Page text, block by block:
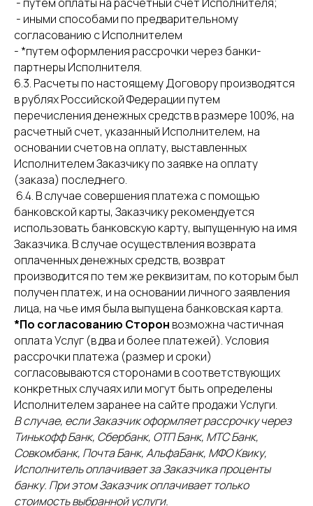
- иными способами по предварительному
согласованию с Исполнителем
- *путем оформления рассрочки через банки-
партнеры Исполнителя.
6.3. Расчеты по настоящему Договору производятся
в рублях Российской Федерации путем
перечисления денежных средств в размере 100%, на
расчетный счет, указанный Исполнителем, на
основании счетов на оплату, выставленных
Исполнителем Заказчику по заявке на оплату
(заказа) последнего.
6.4. В случае совершения платежа с помощью
банковской карты, Заказчику рекомендуется
использовать банковскую карту, выпущенную на имя
Заказчика. В случае осуществления возврата
оплаченных денежных средств, возврат
производится по тем же реквизитам, по которым был
получен платеж, и на основании личного заявления
лица, на чье имя была выпущена банковская карта.
*По согласованию Сторон возможна частичная
оплата Услуг (в два и более платежей). Условия
рассрочки платежа (размер и сроки)
согласовываются сторонами в соответствующих
конкретных случаях или могут быть определены
Исполнителем заранее на сайте продажи Услуги.
В случае, если Заказчик оформляет рассрочку через
Тинькофф Банк, Сбербанк, ОТП Банк, МТС Банк,
Совкомбанк, Почта Банк, АльфаБанк, МФО Квику,
Исполнитель оплачивает за Заказчика проценты
банку. При этом Заказчик оплачивает только
стоимость выбранной услуги.